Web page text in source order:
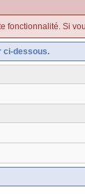
fonctionnalité. Si
ci-dessous.